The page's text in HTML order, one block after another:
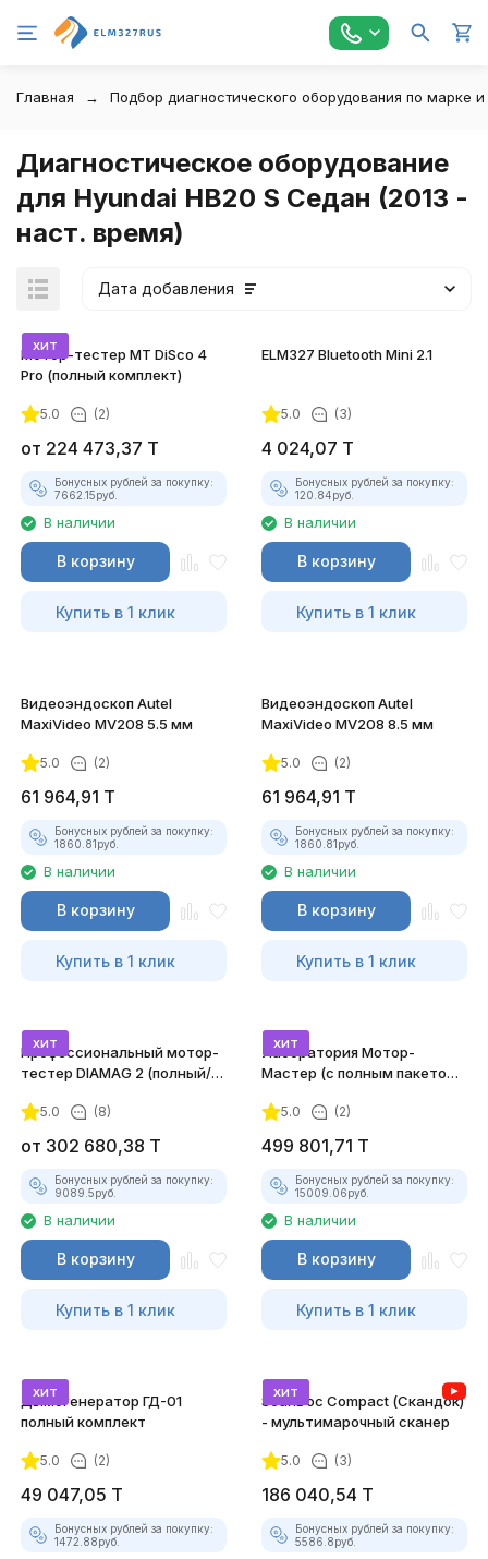
Главная Подбор диагностического оборудования по марке
Диагностическое оборудование
для Hyundai HB20 S Седан (2013 -
наст. время)
Дата добавления
хит
Мотор-тестер MT DiSco 4
Pro (полный комплект)
5.0 (2)
от 224 473,37 T
Бонусных рублей за покупку:
7662.15руб.
В наличии
В корзину
Купить в 1 клик
ELM327 Bluetooth Mini 2.1
5.0 (3)
4 024,07 T
Бонусных рублей за покупку:
120.84руб.
В наличии
В корзину
Купить в 1 клик
Видеоэндоскоп Autel
MaxiVideo MV208 5.5 мм
5.0 (2)
61 964,91 T
Бонусных рублей за покупку:
1860.81руб.
В наличии
В корзину
Купить в 1 клик
Видеоэндоскоп Autel
MaxiVideo MV208 8.5 мм
5.0 (2)
61 964,91 T
Бонусных рублей за покупку:
1860.81руб.
В наличии
В корзину
Купить в 1 клик
хит
Профессиональный мотор-
тестер DIAMAG 2 (полный/
5.0 (8)
от 302 680,38 T
Бонусных рублей за покупку:
9089.5руб.
В наличии
В корзину
Купить в 1 клик
хит
Лаборатория Мотор-
Мастер (с полным пакетом
5.0 (2)
499 801,71 T
Бонусных рублей за покупку:
15009.06руб.
В наличии
В корзину
Купить в 1 клик
хит
Дымогенератор ГД-01
полный комплект
5.0 (2)
49 047,05 T
Бонусных рублей за покупку:
1472.88руб.
хит
ScanDoc Compact (Скандок)
- мультимарочный сканер
5.0 (3)
186 040,54 T
Бонусных рублей за покупку:
5586.8руб.